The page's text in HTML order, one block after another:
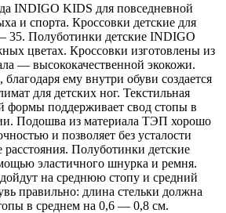
INDIGO KIDS для повседневной
и спорта. Кроссовки детские для
35. Полуботинки детские INDIGO
цветах. Кроссовки изготовлены из
— высококачественной экокожи.
ему внутри обуви создается
для детских ног. Текстильная
формы поддерживает свод стопы в
Подошва из материала ТЭП хорошо
и позволяет без усталости
расстояния. Полуботинки детские
эластичного шнурка и ремня.
на среднюю стопу и средний
правильно: длина стельки должна
в среднем на 0,6 — 0,8 см.